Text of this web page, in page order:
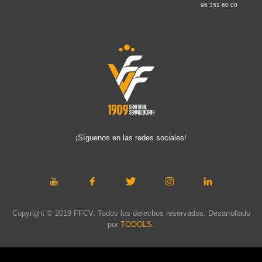
96 351 60 00
¡Síguenos en las redes sociales!
Copyright © 2019 FFCV. Todos los derechos reservados. Desarrollado
por TOOOLS